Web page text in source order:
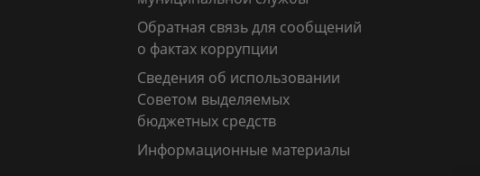
Обратная связь для сообщений
о фактах коррупции
Сведения об использовании
Советом выделяемых
бюджетных средств
Информационные материалы